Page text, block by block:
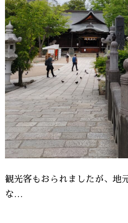
観光客もおられましたが、地
な…